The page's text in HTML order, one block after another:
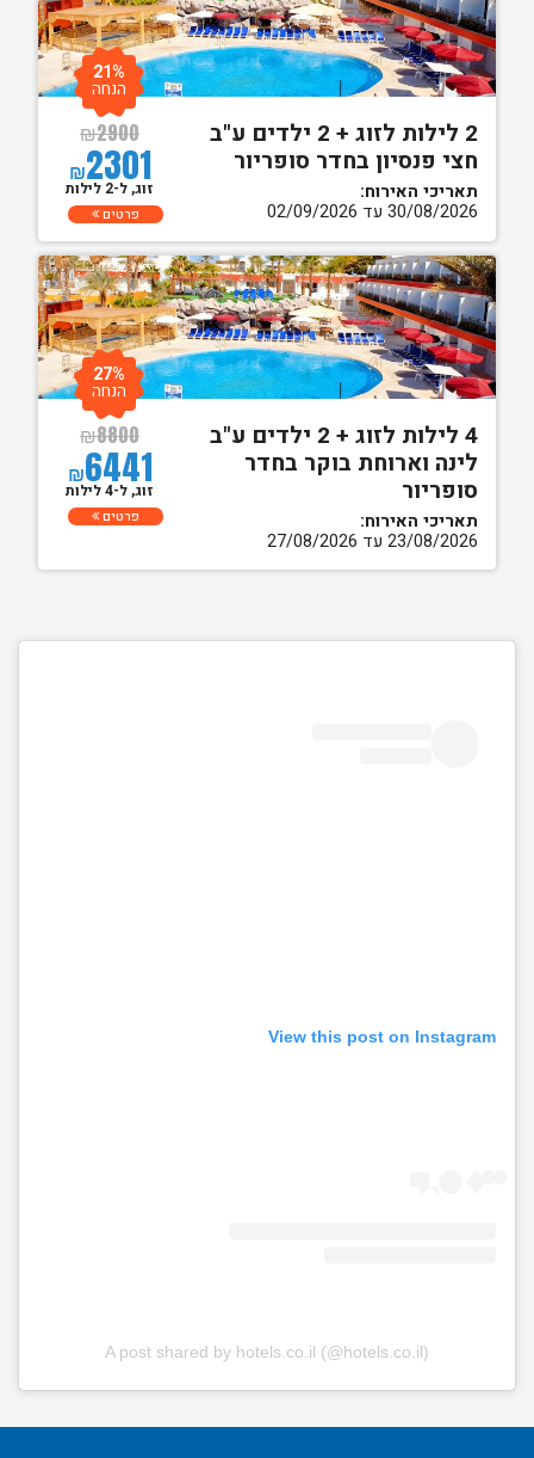
2 לילות לזוג + 2 ילדים ע"ב
חצי פנסיון בחדר סופריור
תאריכי האירוח:
30/08/2026 עד 02/09/2026
₪2900
₪2301
21%
הנחה
זוג, ל-2 לילות
פרטים
4 לילות לזוג + 2 ילדים ע"ב
לינה וארוחת בוקר בחדר
סופריור
תאריכי האירוח:
23/08/2026 עד 27/08/2026
₪8800
₪6441
27%
הנחה
זוג, ל-4 לילות
פרטים
View this post on Instagram
A post shared by hotels.co.il (@hotels.co.il)